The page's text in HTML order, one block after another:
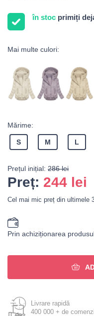
în stoc primiți
Mai multe culori:
Mărime:
S M L
Prețul inițial: 286 lei
Preț: 244 lei
Cel mai mic preț din ultimele
Prin achiziționarea
Livrare rapidă
400 000 + de